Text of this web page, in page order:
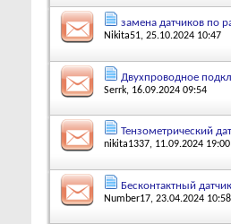
замена датчиков по
Nikita51, 25.10.2024 10:47
Двухпроводное
Serrk, 16.09.2024 09:54
Тензометрический
nikita1337, 11.09.2024 19:00
Бесконтактный
Number17, 23.04.2024 10:58